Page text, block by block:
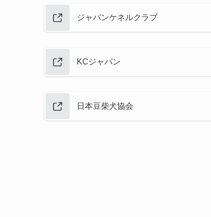
ジャパンケネルクラブ
KCジャパン
日本豆柴犬協会